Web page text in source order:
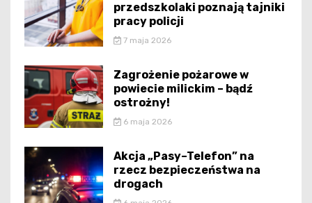
przedszkolaki poznają tajniki
pracy policji
7 maja 2026
Zagrożenie pożarowe w
powiecie milickim – bądź
ostrożny!
6 maja 2026
Akcja „Pasy–Telefon” na
rzecz bezpieczeństwa na
drogach